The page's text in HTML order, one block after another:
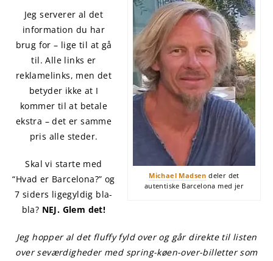
Michael Madsen deler det
autentiske Barcelona med jer
Jeg serverer al det
information du har
brug for – lige til at gå
til. Alle links er
reklamelinks, men det
betyder ikke at I
kommer til at betale
ekstra – det er samme
pris alle steder.
Skal vi starte med
“Hvad er Barcelona?” og
7 siders ligegyldig bla-
bla? NEJ. Glem det!
Jeg hopper al det fluffy fyld over og går direkte til listen
over seværdigheder med spring-køen-over-billetter som